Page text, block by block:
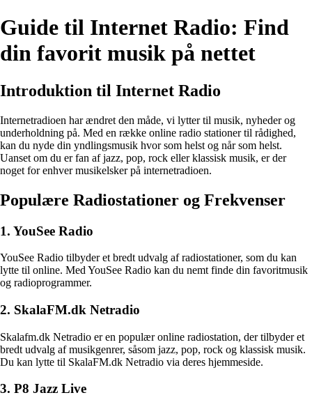
Guide til Internet Radio: Find
din favorit musik på nettet
Introduktion til Internet Radio
Internetradioen har ændret den måde, vi lytter til musik, nyheder og
underholdning på. Med en række online radio stationer til rådighed,
kan du nyde din yndlingsmusik hvor som helst og når som helst.
Uanset om du er fan af jazz, pop, rock eller klassisk musik, er der
noget for enhver musikelsker på internetradioen.
Populære Radiostationer og Frekvenser
1. YouSee Radio
YouSee Radio tilbyder et bredt udvalg af radiostationer, som du kan
lytte til online. Med YouSee Radio kan du nemt finde din favoritmusik
og radioprogrammer.
2. SkalaFM.dk Netradio
Skalafm.dk Netradio er en populær online radiostation, der tilbyder et
bredt udvalg af musikgenrer, såsom jazz, pop, rock og klassisk musik.
Du kan lytte til SkalaFM.dk Netradio via deres hjemmeside.
3. P8 Jazz Live